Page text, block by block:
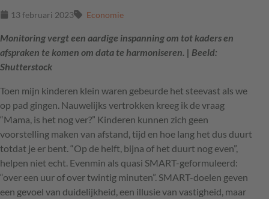
13 februari 2023 Economie
Monitoring vergt een aardige inspanning om tot kaders en
afspraken te komen om data te harmoniseren. | Beeld:
Shutterstock
Toen mijn kinderen klein waren gebeurde het steevast als we
op pad gingen. Nauwelijks vertrokken kreeg ik de vraag
“Mama, is het nog ver?” Kinderen kunnen zich geen
voorstelling maken van afstand, tijd en hoe lang het dus duurt
totdat je er bent. “Op de helft, bijna of het duurt nog even”,
helpen niet echt. Evenmin als quasi SMART-geformuleerd:
“over een uur of over twintig minuten”. SMART-doelen geven
een gevoel van duidelijkheid, een illusie van vastigheid, maar